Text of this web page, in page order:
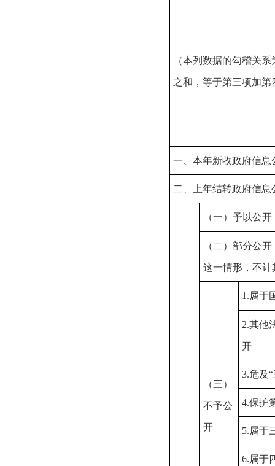
（本列数据的勾稽关
之和，等于第三项加第
一、本年新收政府信息
二、上年结转政府信息
（一）予以公开
（二）部分公
这一情形，不计
（三）
不予公
开
1.属于
2.其他
开
3.危及
4.保护
5.属于
6.属于